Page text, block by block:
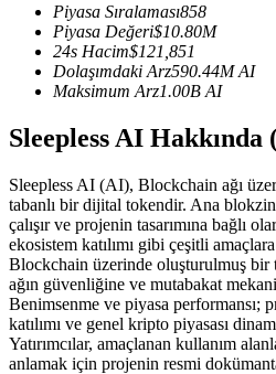
Kopya Ticaret
En iyi traderlarla güçlerinizi
Piyasa Sıralaması858
Piyasa Değeri$10.80M
24s Hacim$121,851
Dolaşımdaki Arz590.44M AI
Maksimum Arz1.00B AI
Sleepless AI Hakkında
Sleepless AI (AI), Blockchain ağı
tabanlı bir dijital tokendir. Ana
çalışır ve projenin tasarımına bağlı
ekosistem katılımı gibi çeşitli
Blockchain üzerinde oluşturulmuş bir
ağın güvenliğine ve mutabakat
Benimsenme ve piyasa performansı;
katılımı ve genel kripto piyasası
Yatırımcılar, amaçlanan kullanım
anlamak için projenin resmi